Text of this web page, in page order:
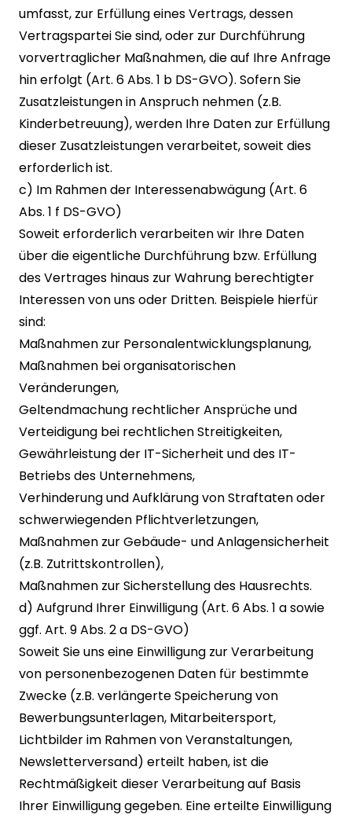
umfasst, zur Erfüllung eines Vertrags, dessen
Vertragspartei Sie sind, oder zur Durchführung
vorvertraglicher Maßnahmen, die auf Ihre Anfrage
hin erfolgt (Art. 6 Abs. 1 b DS-GVO). Sofern Sie
Zusatzleistungen in Anspruch nehmen (z.B.
Kinderbetreuung), werden Ihre Daten zur Erfüllung
dieser Zusatzleistungen verarbeitet, soweit dies
erforderlich ist.
c) Im Rahmen der Interessenabwägung (Art. 6
Abs. 1 f DS-GVO)
Soweit erforderlich verarbeiten wir Ihre Daten
über die eigentliche Durchführung bzw. Erfüllung
des Vertrages hinaus zur Wahrung berechtigter
Interessen von uns oder Dritten. Beispiele hierfür
sind:
Maßnahmen zur Personalentwicklungsplanung,
Maßnahmen bei organisatorischen
Veränderungen,
Geltendmachung rechtlicher Ansprüche und
Verteidigung bei rechtlichen Streitigkeiten,
Gewährleistung der IT-Sicherheit und des IT-
Betriebs des Unternehmens,
Verhinderung und Aufklärung von Straftaten oder
schwerwiegenden Pflichtverletzungen,
Maßnahmen zur Gebäude- und Anlagensicherheit
(z.B. Zutrittskontrollen),
Maßnahmen zur Sicherstellung des Hausrechts.
d) Aufgrund Ihrer Einwilligung (Art. 6 Abs. 1 a sowie
ggf. Art. 9 Abs. 2 a DS-GVO)
Soweit Sie uns eine Einwilligung zur Verarbeitung
von personenbezogenen Daten für bestimmte
Zwecke (z.B. verlängerte Speicherung von
Bewerbungsunterlagen, Mitarbeitersport,
Lichtbilder im Rahmen von Veranstaltungen,
Newsletterversand) erteilt haben, ist die
Rechtmäßigkeit dieser Verarbeitung auf Basis
Ihrer Einwilligung gegeben. Eine erteilte Einwilligung